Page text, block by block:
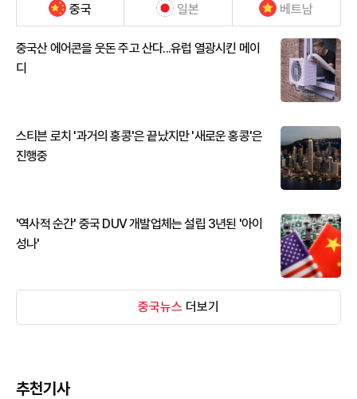
중국 일본 베트남
중국산 에어콘을 웃돈 주고 산다...유럽 열광시킨 메이
디
스티븐 로치 '과거의 홍콩'은 끝났지만 '새로운 홍콩'은
진행중
'역사적 순간' 중국 DUV 개발업체는 설립 3년된 '아이
성나'
중국뉴스 더보기
추천기사